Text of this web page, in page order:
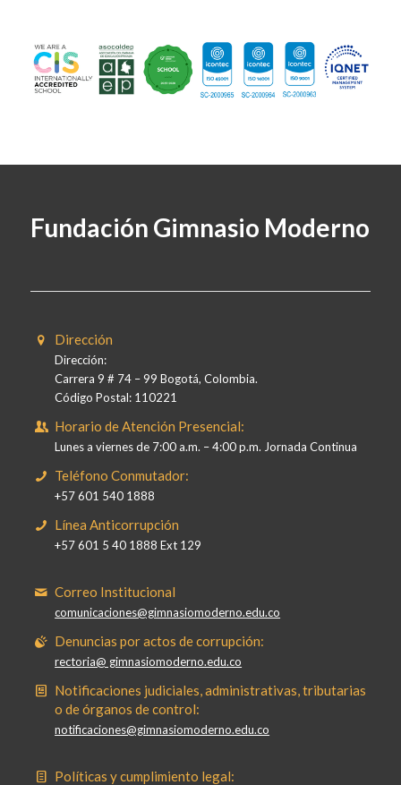
Fundación Gimnasio Moderno
Dirección
Dirección:
Carrera 9 # 74 – 99 Bogotá, Colombia.
Código Postal: 110221
Horario de Atención Presencial:
Lunes a viernes de 7:00 a.m. – 4:00 p.m. Jornada Continua
Teléfono Conmutador:
+57 601 540 1888
Línea Anticorrupción
+57 601 5 40 1888 Ext 129
Correo Institucional
comunicaciones@gimnasiomoderno.edu.co
Denuncias por actos de corrupción:
rectoria@ gimnasiomoderno.edu.co
Notificaciones judiciales, administrativas, tributarias
o de órganos de control:
notificaciones@gimnasiomoderno.edu.co
Políticas y cumplimiento legal: